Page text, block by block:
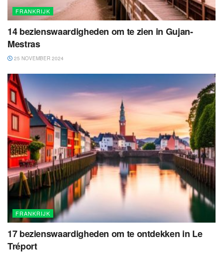
FRANKRIJK
14 bezienswaardigheden om te zien in Gujan-
Mestras
25 NOVEMBER 2024
FRANKRIJK
17 bezienswaardigheden om te ontdekken in Le
Tréport